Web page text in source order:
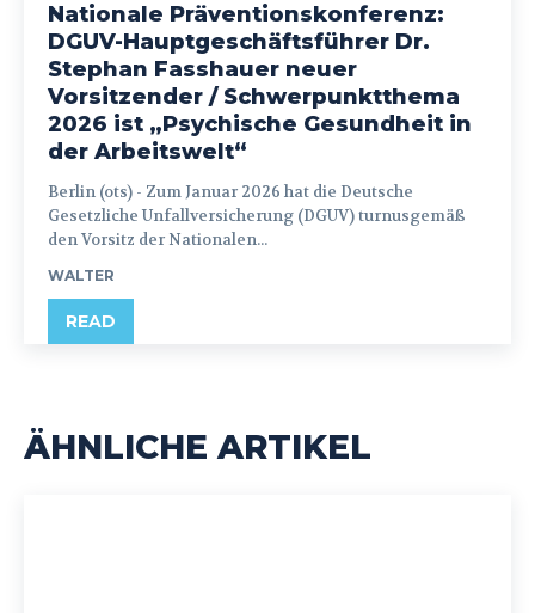
Nationale Präventionskonferenz:
DGUV-Hauptgeschäftsführer Dr.
Stephan Fasshauer neuer
Vorsitzender / Schwerpunktthema
2026 ist „Psychische Gesundheit in
der Arbeitswelt“
Berlin (ots) - Zum Januar 2026 hat die Deutsche
Gesetzliche Unfallversicherung (DGUV) turnusgemäß
den Vorsitz der Nationalen...
WALTER
READ
ÄHNLICHE ARTIKEL